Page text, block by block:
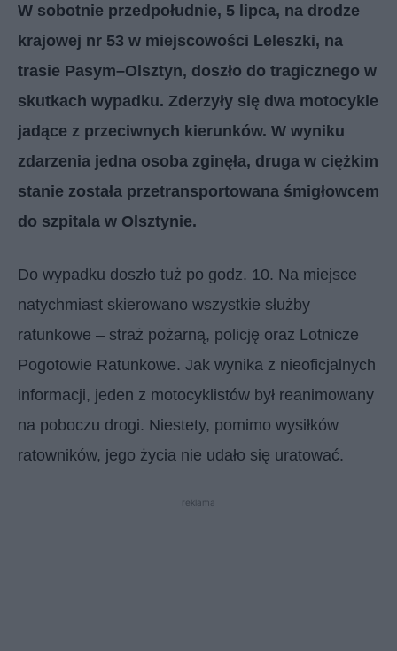
W sobotnie przedpołudnie, 5 lipca, na drodze
krajowej nr 53 w miejscowości Leleszki, na
trasie Pasym–Olsztyn, doszło do tragicznego w
skutkach wypadku. Zderzyły się dwa motocykle
jadące z przeciwnych kierunków. W wyniku
zdarzenia jedna osoba zginęła, druga w ciężkim
stanie została przetransportowana śmigłowcem
do szpitala w Olsztynie.
Do wypadku doszło tuż po godz. 10. Na miejsce
natychmiast skierowano wszystkie służby
ratunkowe – straż pożarną, policję oraz Lotnicze
Pogotowie Ratunkowe. Jak wynika z nieoficjalnych
informacji, jeden z motocyklistów był reanimowany
na poboczu drogi. Niestety, pomimo wysiłków
ratowników, jego życia nie udało się uratować.
reklama